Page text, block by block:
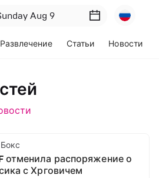
Развлечение Статьи Новости
Бокс
отменила распоряжение о
с Хрговичем